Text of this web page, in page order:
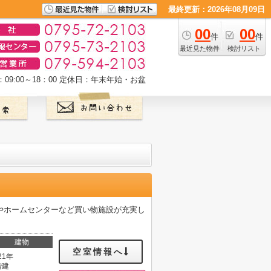
最終更新：2026年08月09日
00件
最近見た物件
00件
検討リスト
09:00～18：00 定休日：年末年始・お盆
ームセンターなど買い物施設が充実し
建物
年
建
空室情報へ